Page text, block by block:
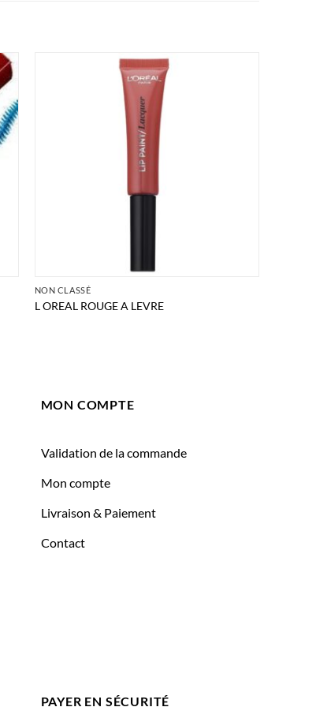
NON CLASSÉ
L OREAL ROUGE A LEVRE
MON COMPTE
Validation de la commande
Mon compte
Livraison & Paiement
Contact
PAYER EN SÉCURITÉ